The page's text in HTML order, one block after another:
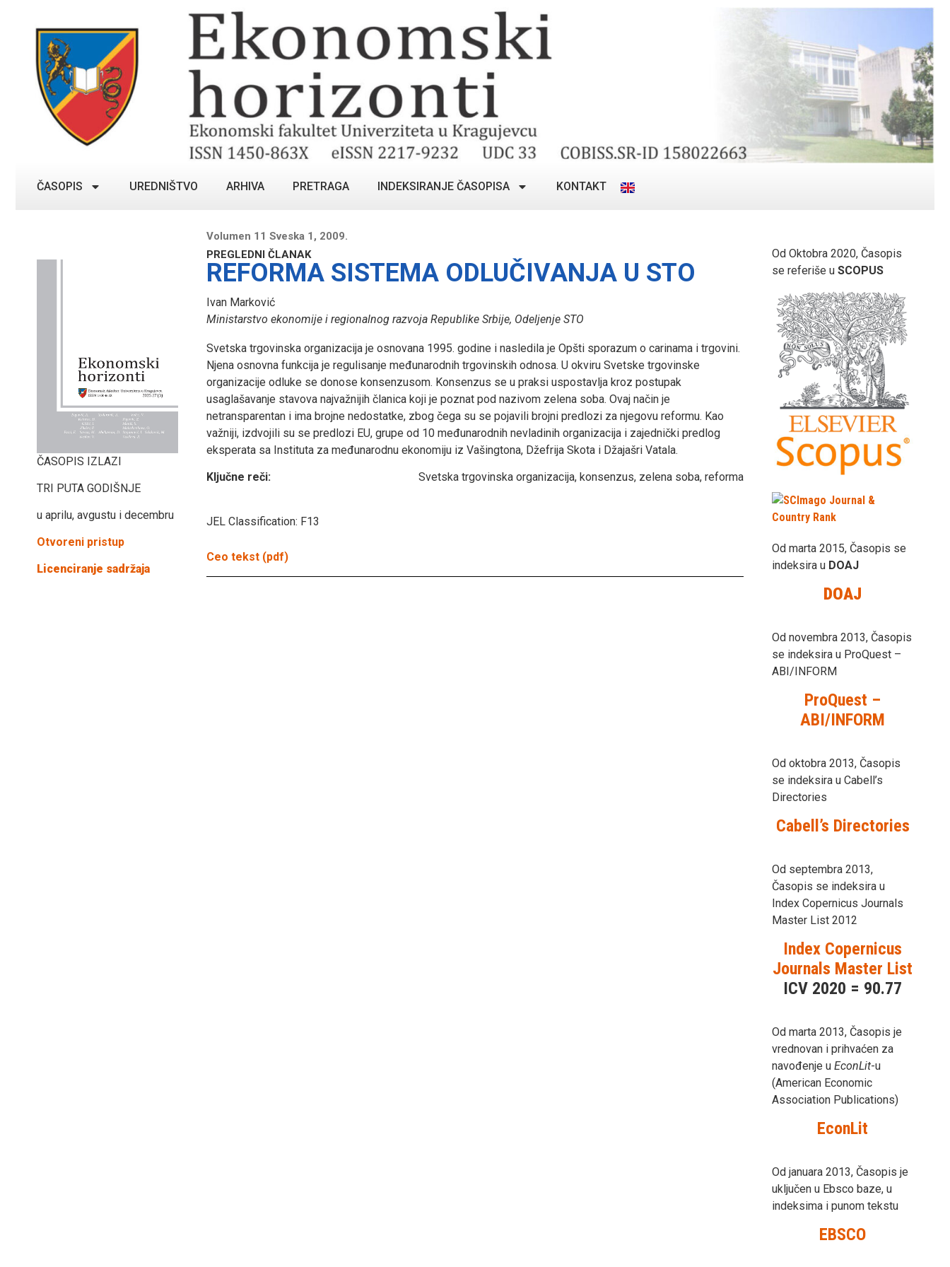
ČASOPIS UREDNIŠTVO ARHIVA PRETRAGA INDEKSIRANJE ČASOPISA KONTAKT
ČASOPIS IZLAZI
TRI PUTA GODIŠNJE
u aprilu, avgustu i decembru
Otvoreni pristup
Licenciranje sadržaja
Volumen 11 Sveska 1, 2009.
PREGLEDNI ČLANAK
REFORMA SISTEMA ODLUČIVANJA U STO
Ivan Marković
Ministarstvo ekonomije i regionalnog razvoja Republike Srbije, Odeljenje STO
Svetska trgovinska organizacija je osnovana 1995. godine i nasledila je Opšti sporazum o carinama i trgovini.
Njena osnovna funkcija je regulisanje međunarodnih trgovinskih odnosa. U okviru Svetske trgovinske
organizacije odluke se donose konsenzusom. Konsenzus se u praksi uspostavlja kroz postupak
usaglašavanje stavova najvažnijih članica koji je poznat pod nazivom zelena soba. Ovaj način je
netransparentan i ima brojne nedostatke, zbog čega su se pojavili brojni predlozi za njegovu reformu. Kao
važniji, izdvojili su se predlozi EU, grupe od 10 međunarodnih nevladinih organizacija i zajednički predlog
eksperata sa Instituta za međunarodnu ekonomiju iz Vašingtona, Džefrija Skota i Džajašri Vatala.
Ključne reči:
Svetska trgovinska organizacija, konsenzus, zelena soba, reforma
JEL Classification: F13
Ceo tekst (pdf)
Od Oktobra 2020, Časopis
se referiše u SCOPUS
Od marta 2015, Časopis se
indeksira u DOAJ
DOAJ
Od novembra 2013, Časopis
se indeksira u ProQuest –
ABI/INFORM
ProQuest –
ABI/INFORM
Od oktobra 2013, Časopis
se indeksira u Cabell’s
Directories
Cabell’s Directories
Od septembra 2013,
Časopis se indeksira u
Index Copernicus Journals
Master List 2012
Index Copernicus
Journals Master List
ICV 2020 = 90.77
Od marta 2013, Časopis je
vrednovan i prihvaćen za
navođenje u EconLit-u
(American Economic
Association Publications)
EconLit
Od januara 2013, Časopis je
uključen u Ebsco baze, u
indeksima i punom tekstu
EBSCO